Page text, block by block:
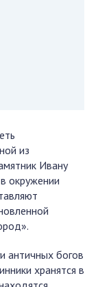
из
Ивану
окружении
античных богов
хранятся в